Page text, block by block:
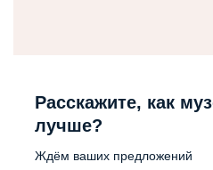
Расскажите, как
лучше?
Ждём ваших предложений